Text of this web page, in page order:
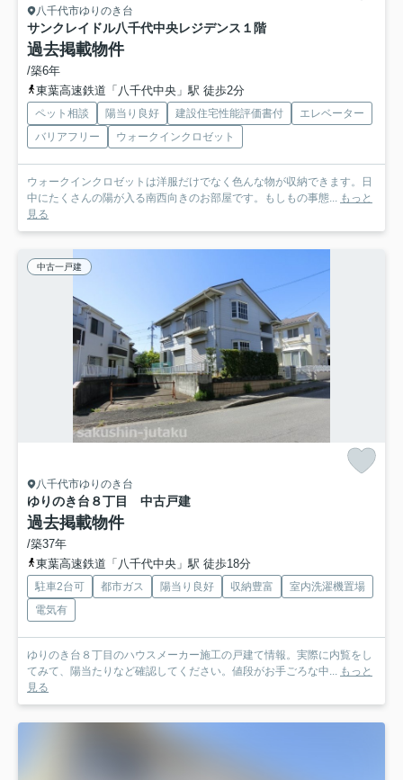
八千代市ゆりのき台
サンクレイドル八千代中央レジデンス １階
過去掲載物件
/築6年
東葉高速鉄道「八千代中央」駅 徒歩2分
ペット相談 陽当り良好 建設住宅性能評価書付
エレベーター
バリアフリー
ウォークインクロゼット
ウォークインクロゼットは洋服だけでなく色んな物が収納できます。日
中にたくさんの陽が入る南西向きのお部屋です。もしもの事態... もっと
見る
中古一戸建
八千代市ゆりのき台
ゆりのき台８丁目 中古戸建
過去掲載物件
/築37年
東葉高速鉄道「八千代中央」駅 徒歩18分
駐車2台可 都市ガス 陽当り良好 収納豊富
室内洗濯機置場
電気有
ゆりのき台８丁目のハウスメーカー施工の戸建て情報。実際に内覧をし
てみて、陽当たりなど確認してください。値段がお手ごろな中... もっと
見る